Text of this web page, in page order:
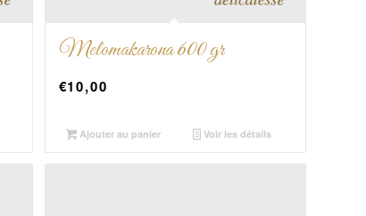
Melomakarona 600 gr
€10,00
Ajouter au panier Voir les détails